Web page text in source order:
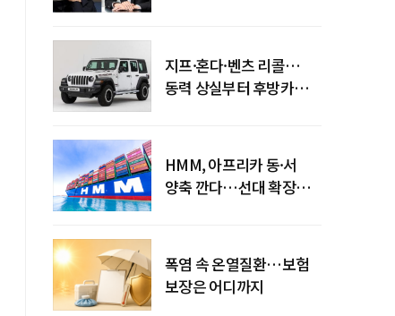
지프·혼다·벤츠 리콜…
동력 상실부터 후방카메라
HMM, 아프리카 동·서
양축 깐다…선대 확장
폭염 속 온열질환…보험
보장은 어디까지